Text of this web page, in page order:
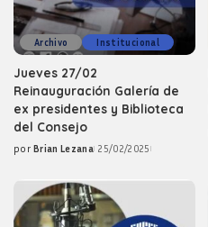
Archivo Institucional
Jueves 27/02
Reinauguración Galería de
ex presidentes y Biblioteca
del Consejo
Posted
por Brian Lezana 25/02/2025